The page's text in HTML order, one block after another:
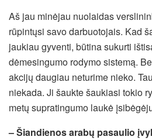
Aš jau minėjau nuolaidas
rūpintųsi savo darbuotojais. Kad
jaukiau gyventi, būtina sukurti
dėmesingumo rodymo sistemą.
akcijų daugiau neturime nieko.
niekada. Ji šaukte šaukiasi tokio
metų supratingumo laukė
– Šiandienos arabų pasaulio